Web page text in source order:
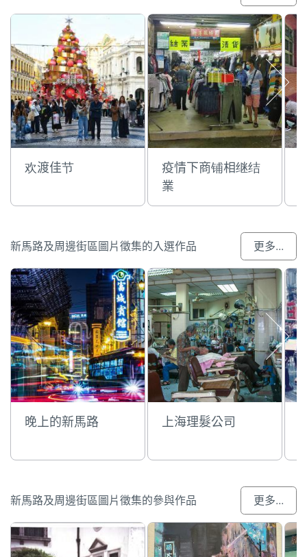
欢渡佳节
疫情下商铺相继结
業
新馬路及周邊街區圖片徵集的入選作品 更多...
晚上的新馬路 上海理髮公司
新馬路及周邊街區圖片徵集的參與作品 更多...